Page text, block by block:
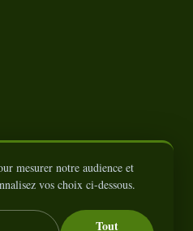
mesurer notre audience et
vos choix ci-dessous.
Tout